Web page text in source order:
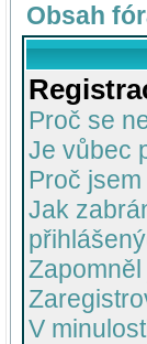
Obsah
Proč se
Je vůbec
Proč
Jak
V